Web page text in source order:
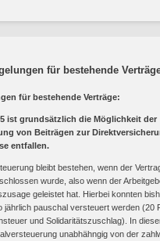
für bestehende
für bestehende Verträge:
ist grundsätzlich die Möglichkeit der
von Beiträgen zur
entfallen.
bleibt bestehen, wenn der
wurde, also wenn der
geleistet hat. Hierbei konnten
jährlich pauschal versteuert werden (20
und Solidaritätszuschlag). In
unabhähngig von der